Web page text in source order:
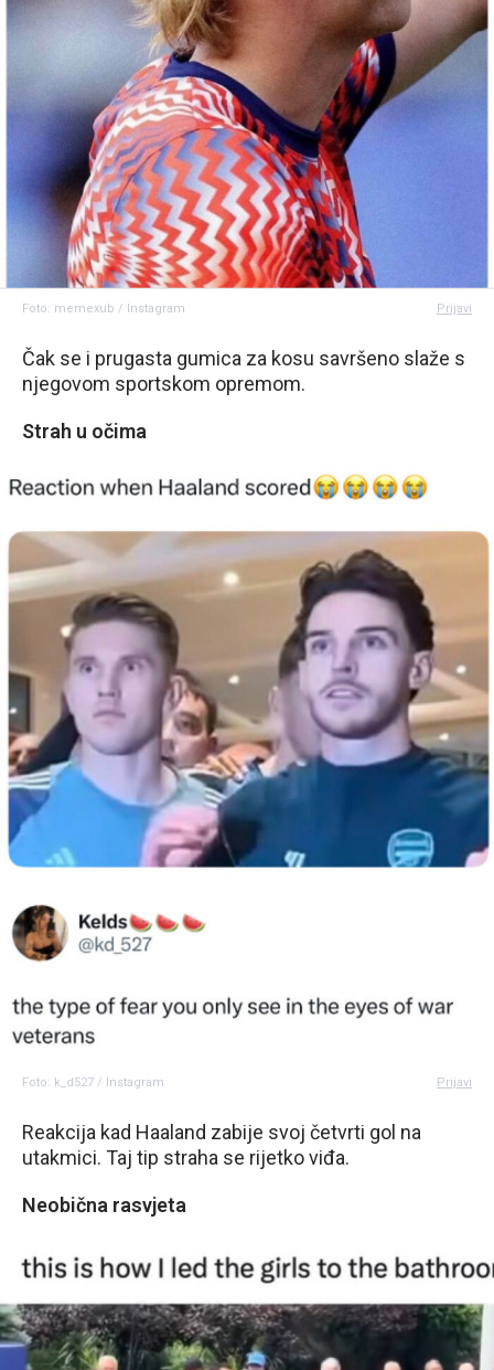
Foto: memexub / Instagram Prijavi
Čak se i prugasta gumica za kosu savršeno slaže s
njegovom sportskom opremom.
Strah u očima
Foto: k_d527 / Instagram Prijavi
Reakcija kad Haaland zabije svoj četvrti gol na
utakmici. Taj tip straha se rijetko viđa.
Neobična rasvjeta